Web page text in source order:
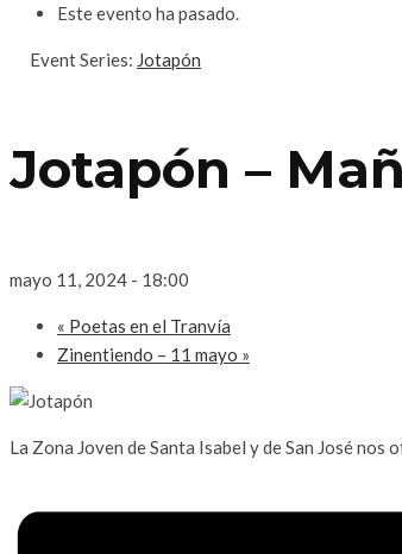
Este evento ha pasado.
Event Series: Jotapón
Jotapón –
mayo 11, 2024 - 18:00
« Poetas en el Tranvía
Zinentiendo – 11 mayo »
La Zona Joven de Santa Isabel y de San José